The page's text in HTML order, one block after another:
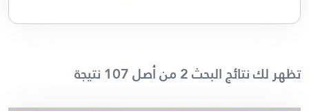
م. محمد حسن - Physics 121
أ. أشرف راجي - Calculus C
م. محمد العتيبي - Calculus C
تظهر لك نتائج البحث 2 من أصل 107 نتيجة